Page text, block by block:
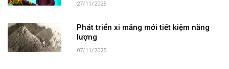
27/11/2025
Phát triển xi măng mới tiết kiệm năng
lượng
07/11/2025